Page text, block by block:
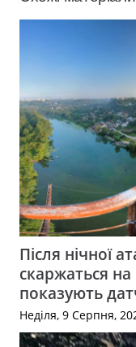
Після нічної
скаржаться
показують
Неділя, 9 Серпня,